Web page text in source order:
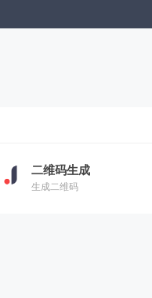
二维码生成
生成二维码